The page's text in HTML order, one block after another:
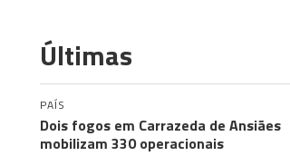
Últimas
PAÍS
Dois fogos em Carrazeda de Ansiães
mobilizam 330 operacionais